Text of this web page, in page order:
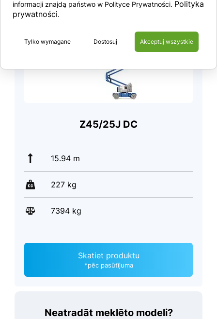
Z45/25J DC
15.94 m
227 kg
7394 kg
Skatiet produktu
*pēc pasūtījuma
Neatradāt meklēto modeli?
informacji znajdą państwo w Polityce Prywatności. Polityka
prywatności.
Dostosuj
Tylko wymagane Akceptuj wszystkie